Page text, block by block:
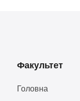
Факультет
Головна